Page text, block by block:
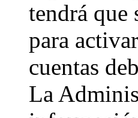
tendrá que
para
cuentas
La